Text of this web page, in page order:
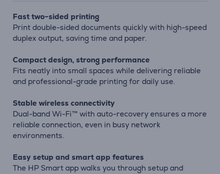
Fast two-sided printing
Print double-sided documents quickly with high-speed
duplex output, saving time and paper.
Compact design, strong performance
Fits neatly into small spaces while delivering reliable
and professional-grade printing for daily use.
Stable wireless connectivity
Dual-band Wi-Fi™ with auto-recovery ensures a more
reliable connection, even in busy network
environments.
Easy setup and smart app features
The HP Smart app walks you through setup and